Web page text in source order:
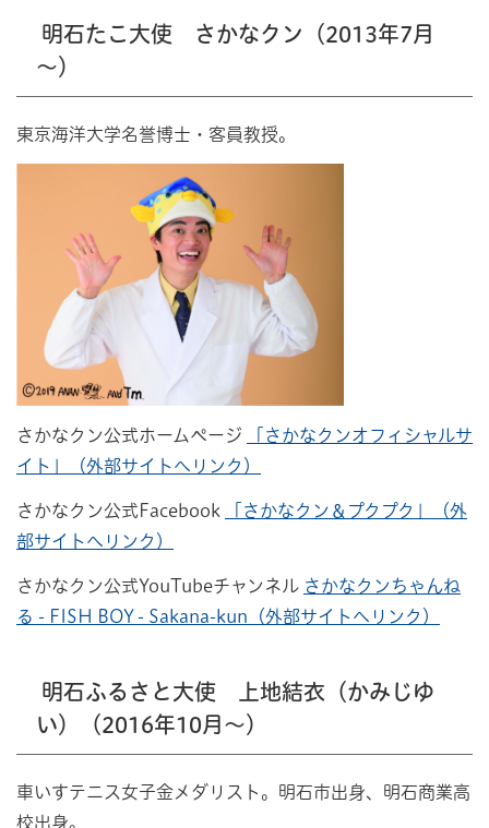
明石たこ大使 さかなクン（2013年7月
～）
東京海洋大学名誉博士・客員教授。
さかなクン公式ホームページ
「さかなクンオフィシャルサ
イト」（外部サイトへリンク）
さかなクン公式Facebook
「さかなクン＆プクプク」（外
部サイトへリンク）
さかなクン公式YouTubeチャンネル さかなクンちゃんね
る - FISH BOY - Sakana-kun（外部サイトへリンク）
明石ふるさと大使 上地結衣（かみじゆ
い）（2016年10月～）
車いすテニス女子金メダリスト。明石市出身、明石商業高
校出身。